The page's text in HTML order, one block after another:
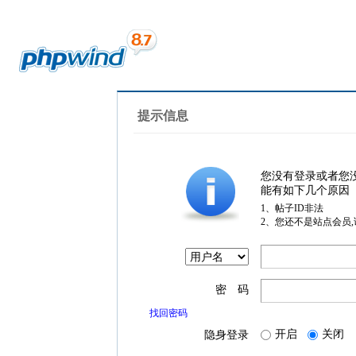
提示信息
您没有登录或者您
能有如下几个原因
1、帖子ID非法
2、您还不是站点会员
密 码
找回密码
隐身登录 开启 关闭